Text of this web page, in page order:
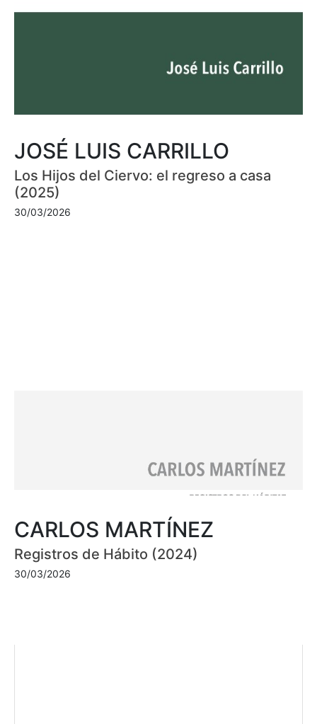
JOSÉ LUIS CARRILLO
Los Hijos del Ciervo: el regreso a casa
(2025)
30/03/2026
CARLOS MARTÍNEZ
Registros de Hábito (2024)
30/03/2026